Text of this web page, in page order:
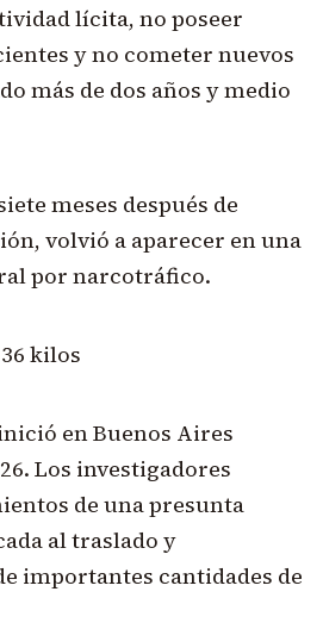
lícita, no poseer
y no cometer nuevos
más de dos años y medio
meses después de
volvió a aparecer en una
por narcotráfico.
kilos
en Buenos Aires
Los investigadores
de una presunta
al traslado y
importantes cantidades de